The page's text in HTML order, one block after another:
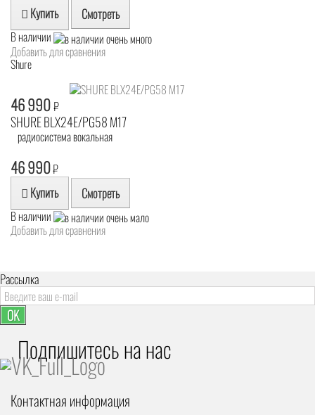
Купить Смотреть
В наличии
Добавить для сравнения
Shure
46 990₽
SHURE BLX24E/PG58 M17
радиосистема вокальная
46 990₽
Купить Смотреть
В наличии
Добавить для сравнения
Рассылка
OK
Подпишитесь на наc
Контактная информация